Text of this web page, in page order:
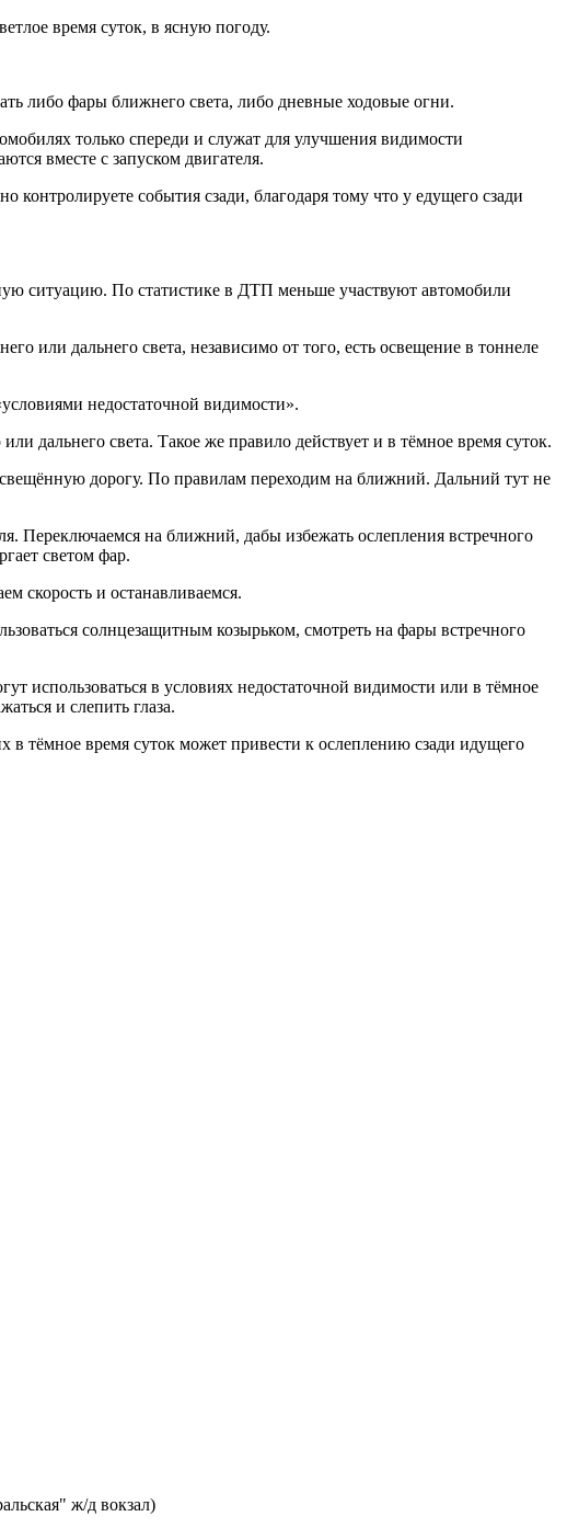
время суток, в ясную погоду.
либо фары ближнего света, либо дневные ходовые огни.
только спереди и служат для улучшения видимости
вместе с запуском двигателя.
события сзади, благодаря тому что у едущего сзади
ситуацию. По статистике в ДТП меньше участвуют автомобили
или дальнего света, независимо от того, есть освещение в тоннеле
недостаточной видимости».
дальнего света. Такое же правило действует и в тёмное время суток.
дорогу. По правилам переходим на ближний. Дальний тут не
Переключаемся на ближний, дабы избежать ослепления встречного
светом фар.
скорость и останавливаемся.
солнцезащитным козырьком, смотреть на фары встречного
использоваться в условиях недостаточной видимости или в тёмное
и слепить глаза.
тёмное время суток может привести к ослеплению сзади идущего
ж/д вокзал)